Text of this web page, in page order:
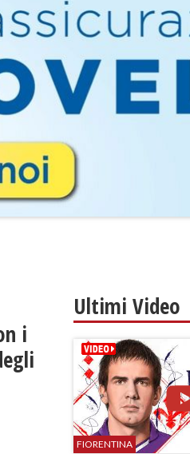
i
Ultimi Video
FIORENTINA